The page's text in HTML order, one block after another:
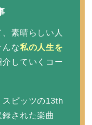
、素晴らしい人
な私の人生を
介していくコー
スピッツの13th
された楽曲